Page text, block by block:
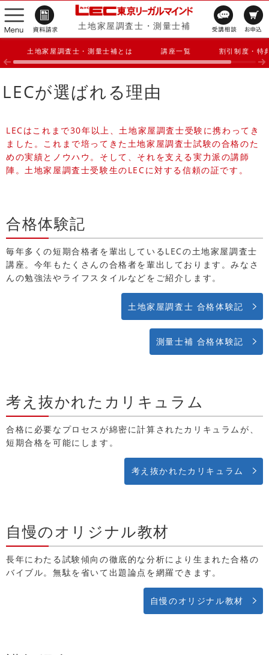
土地家屋調査士・測量士補
土地家屋調査士・測量士補とは 講座一覧 割引制度・特
LECが選ばれる理由
LECはこれまで30年以上、土地家屋調査士受験に携わってき
ました。これまで培ってきた土地家屋調査士試験の合格のた
めの実績とノウハウ。そして、それを支える実力派の講師
陣。土地家屋調査士受験生のLECに対する信頼の証です。
合格体験記
毎年多くの短期合格者を輩出しているLECの土地家屋調査士
講座。今年もたくさんの合格者を輩出しております。みなさ
んの勉強法やライフスタイルなどをご紹介します。
土地家屋調査士 合格体験記
測量士補 合格体験記
考え抜かれたカリキュラム
合格に必要なプロセスが綿密に計算されたカリキュラムが、
短期合格を可能にします。
考え抜かれたカリキュラム
自慢のオリジナル教材
長年にわたる試験傾向の徹底的な分析により生まれた合格の
バイブル。無駄を省いて出題論点を網羅できます。
自慢のオリジナル教材